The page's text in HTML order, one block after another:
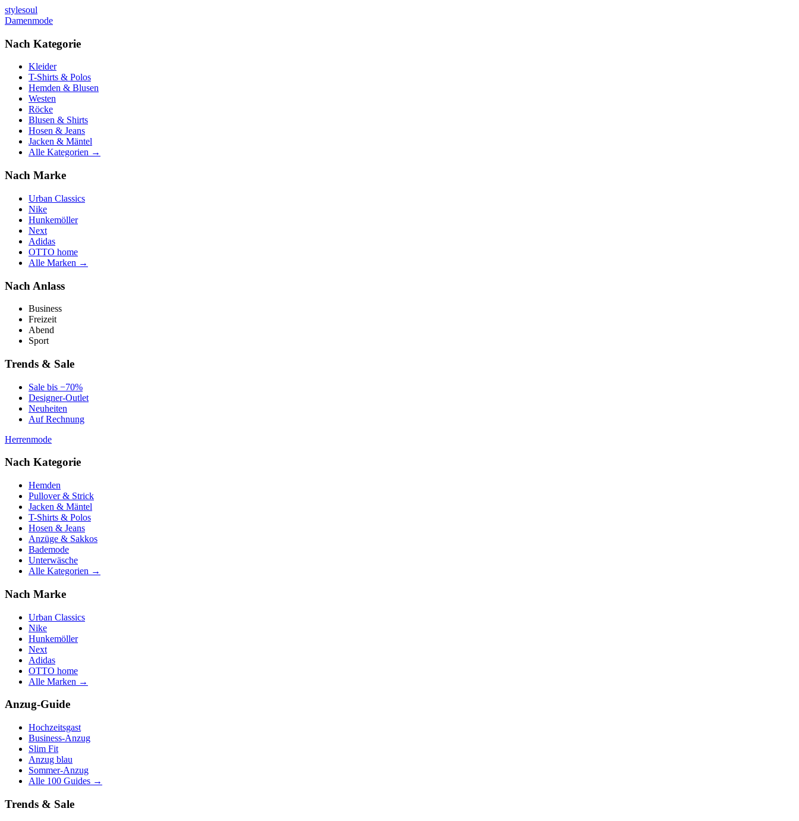
stylesoul
Damenmode
Nach Kategorie
Kleider
T-Shirts & Polos
Hemden & Blusen
Westen
Röcke
Blusen & Shirts
Hosen & Jeans
Jacken & Mäntel
Alle Kategorien →
Nach Marke
Urban Classics
Nike
Hunkemöller
Next
Adidas
OTTO home
Alle Marken →
Nach Anlass
Business
Freizeit
Abend
Sport
Trends & Sale
Sale bis −70%
Designer-Outlet
Neuheiten
Auf Rechnung
Herrenmode
Nach Kategorie
Hemden
Pullover & Strick
Jacken & Mäntel
T-Shirts & Polos
Hosen & Jeans
Anzüge & Sakkos
Bademode
Unterwäsche
Alle Kategorien →
Nach Marke
Urban Classics
Nike
Hunkemöller
Next
Adidas
OTTO home
Alle Marken →
Anzug-Guide
Hochzeitsgast
Business-Anzug
Slim Fit
Anzug blau
Sommer-Anzug
Alle 100 Guides →
Trends & Sale